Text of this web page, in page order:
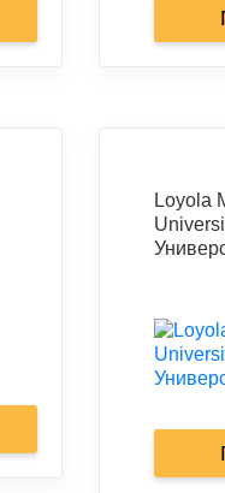
Loyola